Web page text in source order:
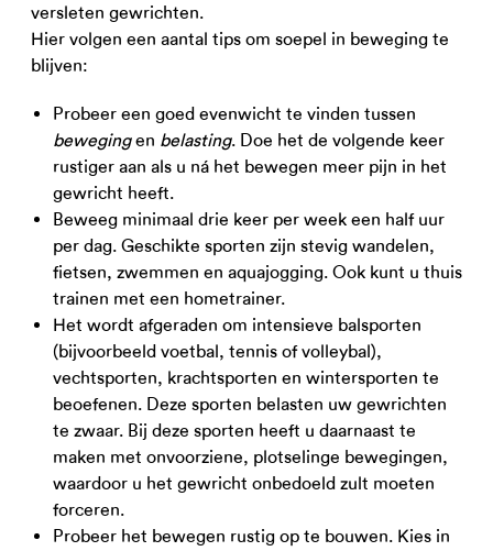
versleten gewrichten.
Hier volgen een aantal tips om soepel in beweging te
blijven:
Probeer een goed evenwicht te vinden tussen
bewegingen belasting. Doe het de volgende keer
rustiger aan als u ná het bewegen meer pijn in het
gewricht heeft.
Beweeg minimaal drie keer per week een half uur
per dag. Geschikte sporten zijn stevig wandelen,
fietsen, zwemmen en aquajogging. Ook kunt u thuis
trainen met een hometrainer.
Het wordt afgeraden om intensieve balsporten
(bijvoorbeeld voetbal, tennis of volleybal),
vechtsporten, krachtsporten en wintersporten te
beoefenen. Deze sporten belasten uw gewrichten
te zwaar. Bij deze sporten heeft u daarnaast te
maken met onvoorziene, plotselinge bewegingen,
waardoor u het gewricht onbedoeld zult moeten
forceren.
Probeer het bewegen rustig op te bouwen. Kies in